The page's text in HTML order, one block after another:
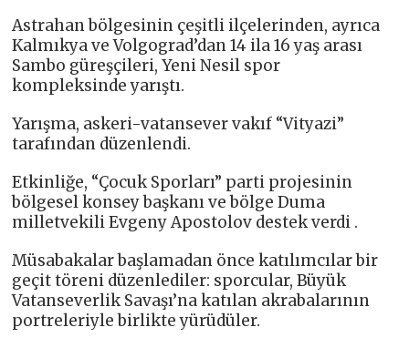
Astrahan bölgesinin çeşitli ilçelerinden, ayrıca
Kalmıkya ve Volgograd’dan 14 ila 16 yaş arası
Sambo güreşçileri, Yeni Nesil spor
kompleksinde yarıştı.
Yarışma, askeri-vatansever vakıf “Vityazi”
tarafından düzenlendi.
Etkinliğe, “Çocuk Sporları” parti projesinin
bölgesel konsey başkanı ve bölge Duma
milletvekili Evgeny Apostolov destek verdi .
Müsabakalar başlamadan önce katılımcılar bir
geçit töreni düzenlediler: sporcular, Büyük
Vatanseverlik Savaşı’na katılan akrabalarının
portreleriyle birlikte yürüdüler.